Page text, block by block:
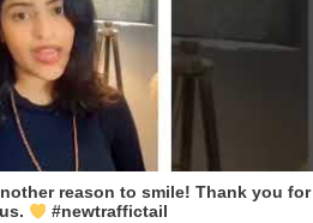
reason to smile! Thank you for
#newtraffictail